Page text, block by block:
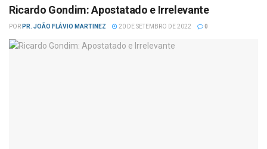
Ricardo Gondim: Apostatado e Irrelevante
POR PR. JOÃO FLÁVIO MARTINEZ 20 DE SETEMBRO DE 2022 0